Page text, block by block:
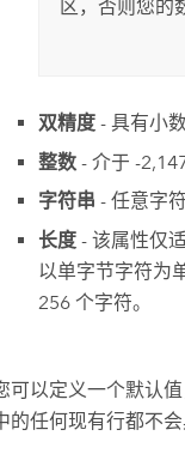
区，否则您的
双精度- 具有小数
整数- 介于 -
字符串 - 任意字
长度- 该属性仅
以单字节字符为
256 个字符。
可以定义一个默认
的任何现有行都不会